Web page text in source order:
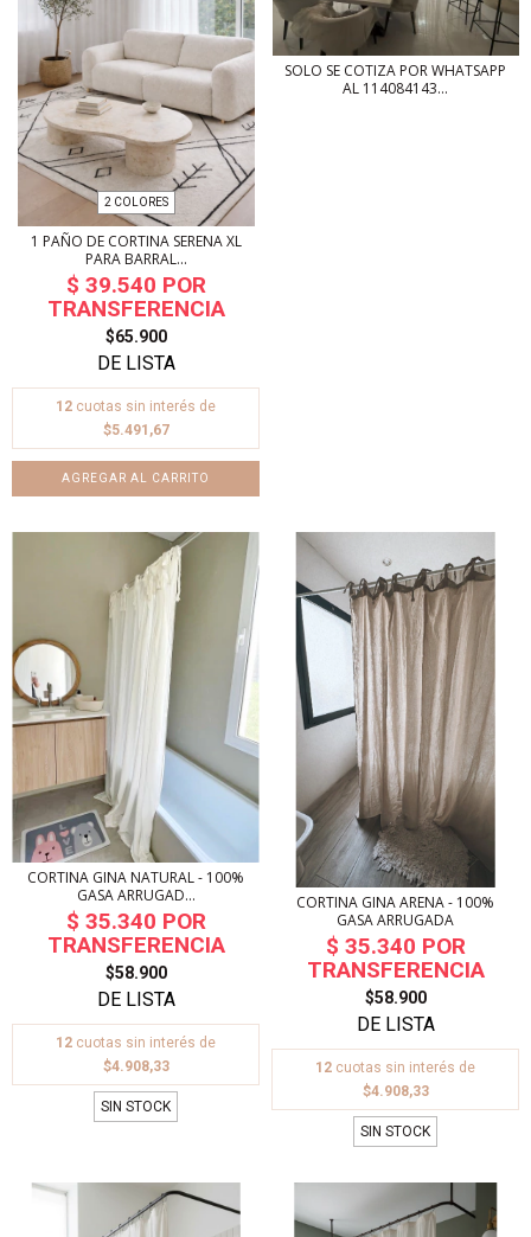
2 COLORES
1 PAÑO DE CORTINA SERENA XL
PARA BARRAL...
$65.900
12 cuotas sin interés de
$5.491,67
AGREGAR AL CARRITO
SOLO SE COTIZA POR WHATSAPP
AL 114084143...
CORTINA GINA NATURAL - 100%
GASA ARRUGAD...
$58.900
12 cuotas sin interés de
$4.908,33
SIN STOCK
CORTINA GINA ARENA - 100%
GASA ARRUGADA
$58.900
12 cuotas sin interés de
$4.908,33
SIN STOCK